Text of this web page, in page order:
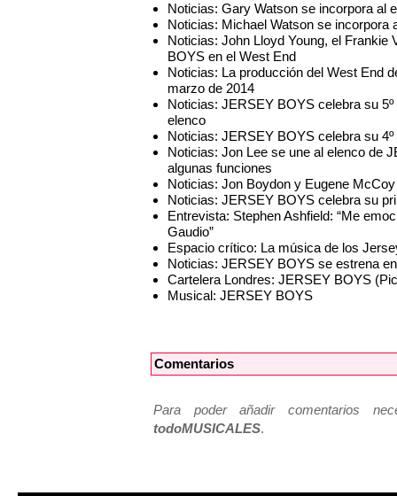
Noticias: Gary Watson se incorpora al
Noticias: Michael Watson se
Noticias: John Lloyd Young, el Frankie
BOYS en el West End
Noticias: La producción del West End
marzo de 2014
Noticias: JERSEY BOYS celebra su
elenco
Noticias: JERSEY BOYS celebra su
Noticias: Jon Lee se une al elenco de
algunas funciones
Noticias: Jon Boydon y Eugene
Noticias: JERSEY BOYS celebra su
Entrevista: Stephen Ashfield: “Me
Gaudio”
Espacio crítico: La música de los
Noticias: JERSEY BOYS se estrena
Cartelera Londres: JERSEY BOYS
Musical: JERSEY BOYS
Comentarios
Para poder añadir comentarios
todoMUSICALES.